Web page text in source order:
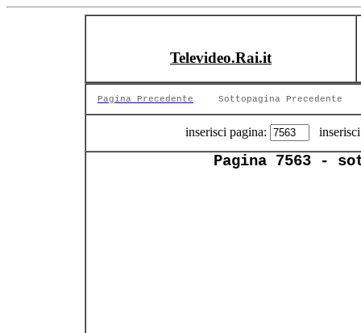
Televideo.Rai.it
Pagina Precedente Sottopagina Precedente
inserisci pagina:
Pagina 7563 -